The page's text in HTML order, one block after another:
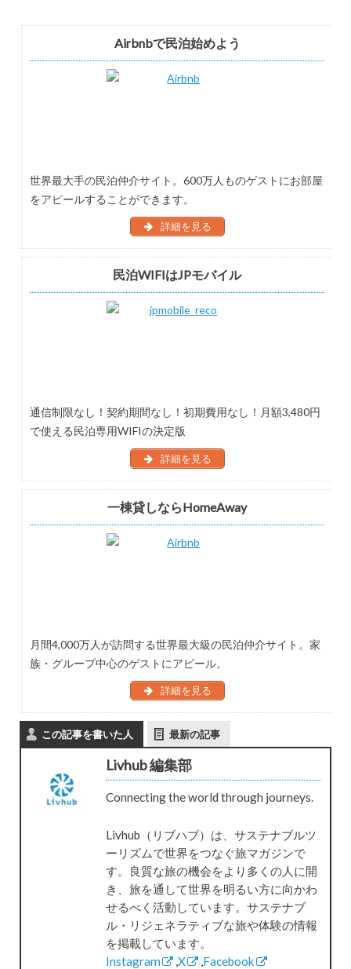
Airbnbで民泊始めよう
世界最大手の民泊仲介サイト。600万人ものゲストにお部屋
をアピールすることができます。
詳細を見る
民泊WIFIはJPモバイル
通信制限なし！契約期間なし！初期費用なし！月額3,480円
で使える民泊専用WIFIの決定版
詳細を見る
一棟貸しならHomeAway
月間4,000万人が訪問する世界最大級の民泊仲介サイト。家
族・グループ中心のゲストにアピール。
詳細を見る
この記事を書いた人 最新の記事
Livhub 編集部
Connecting the world through journeys.
Livhub（リブハブ）は、サステナブルツ
ーリズムで世界をつなぐ旅マガジンで
す。良質な旅の機会をより多くの人に開
き、旅を通して世界を明るい方に向かわ
せるべく活動しています。サステナブ
ル・リジェネラティブな旅や体験の情報
を掲載しています。
Instagram
,X ,Facebook